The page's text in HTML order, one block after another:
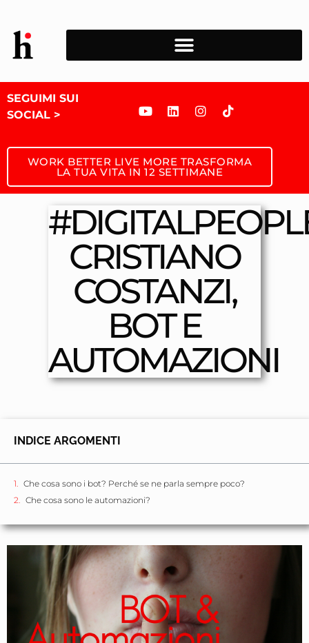
SEGUIMI SUI
SOCIAL >
WORK BETTER LIVE MORE TRASFORMA
LA TUA VITA IN 12 SETTIMANE
CRISTIANO
COSTANZI,
BOT E
AUTOMAZIONI
INDICE ARGOMENTI
Che cosa sono i bot? Perché se ne parla sempre poco?
Che cosa sono le automazioni?